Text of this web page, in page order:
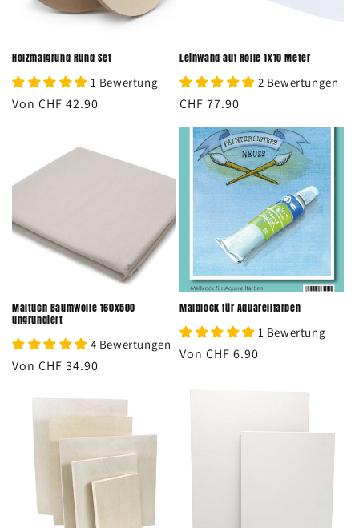
:
Holzmalgrund Rund Set
1 Bewertung
Normaler
Von CHF 42.90
Leinwand auf Rolle 1x10 Meter
2 Bewertungen
Normaler
CHF 77.90
Maltuch Baumwolle 160x500
ungrundiert
4 Bewertungen
Normaler
Von CHF 34.90
Malblock für Aquarellfarben
1 Bewertung
Normaler
Von CHF 6.90